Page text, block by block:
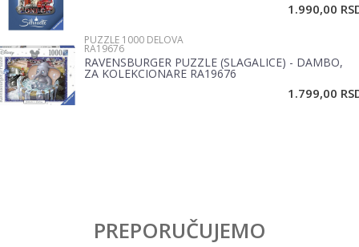
POŠALJI
1.990,00
PUZZLE 1000 DELOVA
RA19676
RAVENSBURGER PUZZLE (SLAGALICE) - DAMBO,
ZA KOLEKCIONARE RA19676
1.799,00
PREPORUČUJEMO